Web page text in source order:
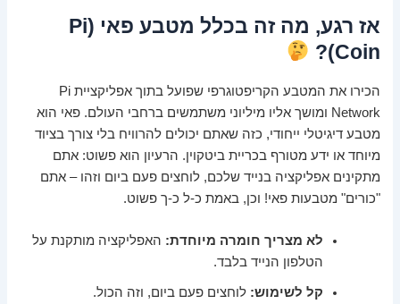
אז רגע, מה זה בכלל מטבע פאי (Pi
Coin)?
הכירו את המטבע הקריפטוגרפי שפועל בתוך אפליקציית Pi
Network ומושך אליו מיליוני משתמשים ברחבי העולם. פאי הוא
מטבע דיגיטלי ייחודי, כזה שאתם יכולים להרוויח בלי צורך בציוד
מיוחד או ידע מטורף בכריית ביטקוין. הרעיון הוא פשוט: אתם
מתקינים אפליקציה בנייד שלכם, לוחצים פעם ביום וזהו – אתם
"כורים" מטבעות פאי! וכן, באמת כ-ל כ-ך פשוט.
לא מצריך חומרה מיוחדת: האפליקציה מותקנת על
הטלפון הנייד בלבד.
קל לשימוש: לוחצים פעם ביום, וזה הכול.